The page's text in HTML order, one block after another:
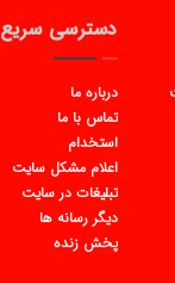
دسترسی سریع
درباره ما
تماس با ما
استخدام
اعلام مشکل سایت
تبلیغات در سایت
دیگر رسانه ها
پخش زنده